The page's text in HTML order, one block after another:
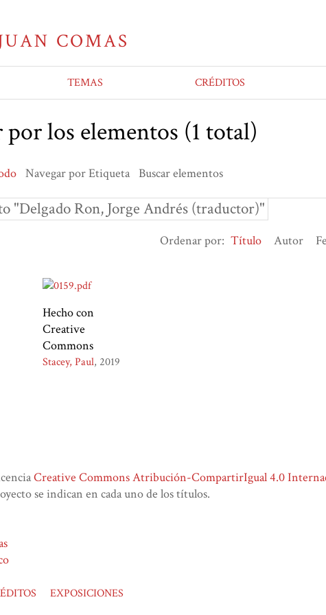
TEMAS CRÉDITOS
por los elementos (1 total)
Navegar por Etiqueta Buscar elementos
"Delgado Ron, Jorge Andrés (traductor)"
Ordenar por: Título Autor
Hecho con
Creative
Commons
Stacey, Paul 2019
Creative Commons Atribución-CompartirIgual 4.0
se indican en cada uno de los títulos.
EXPOSICIONES